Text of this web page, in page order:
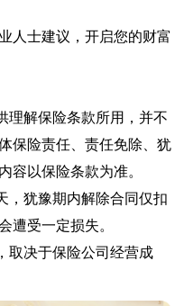
人士建议，开启您的财富
理解保险条款所用，并不
保险责任、责任免除、犹
容以保险条款为准。
，犹豫期内解除合同仅扣
遭受一定损失。
取决于保险公司经营成